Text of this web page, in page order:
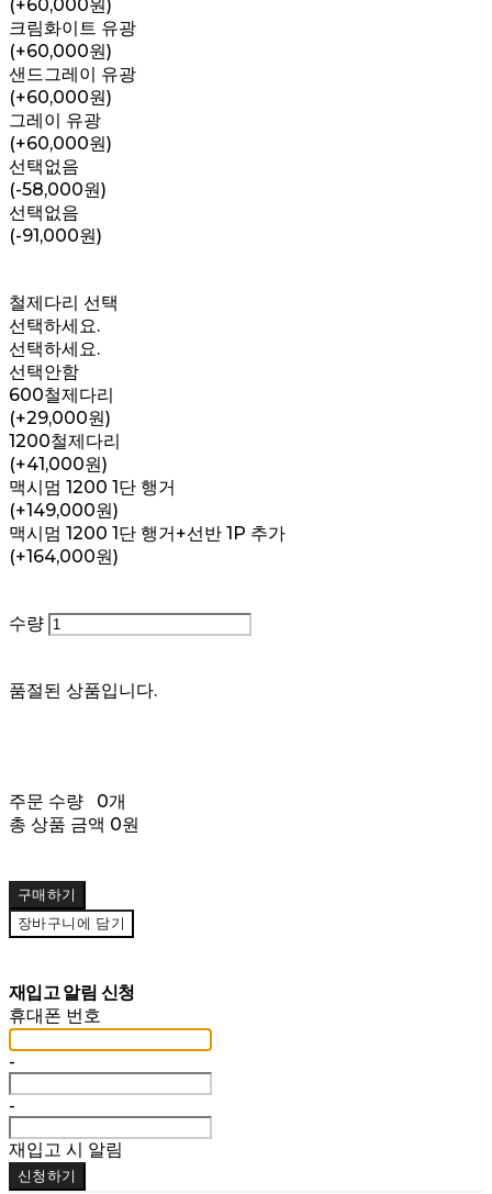
(+60,000원)
크림화이트 유광
(+60,000원)
샌드그레이 유광
(+60,000원)
그레이 유광
(+60,000원)
선택없음
(-58,000원)
선택없음
(-91,000원)
철제다리 선택
선택하세요.
선택하세요.
선택안함
600철제다리
(+29,000원)
1200철제다리
(+41,000원)
맥시멈 1200 1단 행거
(+149,000원)
맥시멈 1200 1단 행거+선반 1P 추가
(+164,000원)
수량
품절된 상품입니다.
주문 수량
0개
총 상품 금액 0원
구매하기
장바구니에 담기
재입고 알림 신청
휴대폰 번호
-
-
재입고 시 알림
신청하기